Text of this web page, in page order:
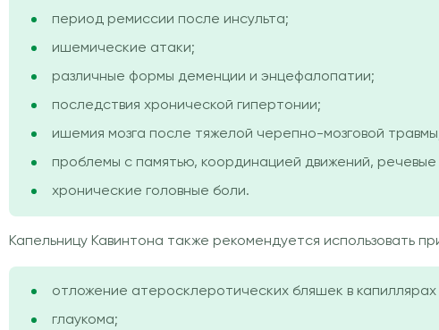
период ремиссии после инсульта;
ишемические атаки;
различные формы деменции и энцефалопатии;
последствия хронической гипертонии;
ишемия мозга после тяжелой черепно-мозговой
проблемы с памятью, координацией движений, речевые
хронические головные боли.
Капельницу Кавинтона также рекомендуется использовать
отложение атеросклеротических бляшек в капиллярах
глаукома;